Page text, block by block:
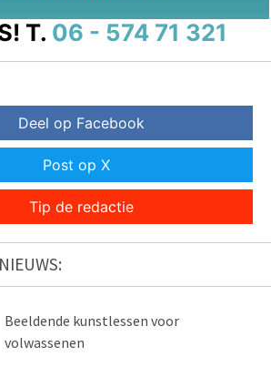
T. 06 - 574 71 321
Deel op Facebook
Post op X
Tip de redactie
Beeldende kunstlessen voor
volwassenen